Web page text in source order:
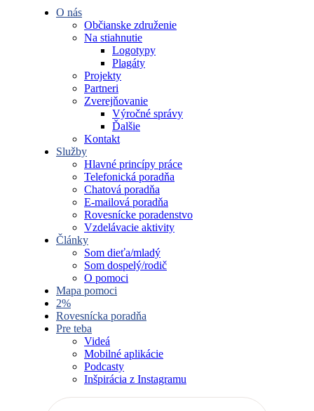
O nás
Občianske združenie
Na stiahnutie
Logotypy
Plagáty
Projekty
Partneri
Zverejňovanie
Výročné správy
Ďalšie
Kontakt
Služby
Hlavné princípy práce
Telefonická poradňa
Chatová poradňa
E-mailová poradňa
Rovesnícke poradenstvo
Vzdelávacie aktivity
Články
Som dieťa/mladý
Som dospelý/rodič
O pomoci
Mapa pomoci
2%
Rovesnícka poradňa
Pre teba
Videá
Mobilné aplikácie
Podcasty
Inšpirácia z Instagramu